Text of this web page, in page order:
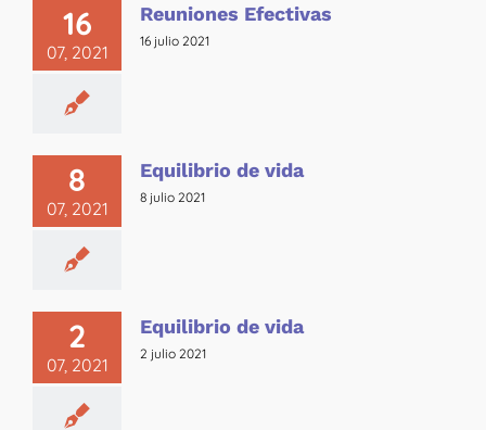
16
07, 2021
Reuniones Efectivas
16 julio 2021
8
07, 2021
Equilibrio de vida
8 julio 2021
2
07, 2021
Equilibrio de vida
2 julio 2021